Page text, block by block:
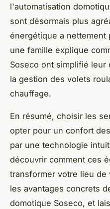
l'automatisation
sont désormais plus
énergétique a nettement
une famille explique
Soseco ont simplifié leur
la gestion des volets
chauffage.
En résumé, choisir les
opter pour un confort
par une technologie
découvrir comment ces
transformer votre lieu de
les avantages concrets
domotique Soseco, et